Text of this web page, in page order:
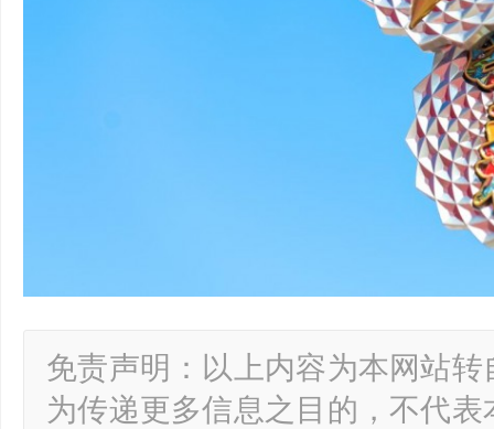
免责声明：以上内容为本网站
为传递更多信息之目的，不代